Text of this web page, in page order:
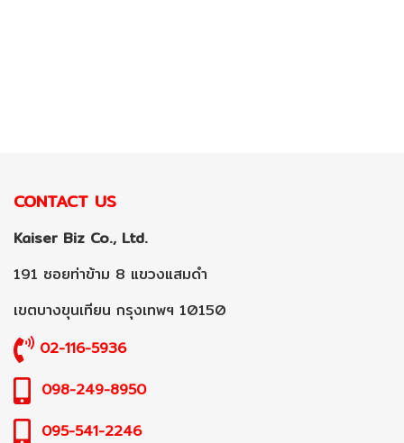
CONTACT US
Kaiser Biz Co., Ltd.
191 ซอยท่าข้าม 8 แขวงแสมดำ
เขตบางขุนเทียน กรุงเทพฯ 10150
02-116-5936
098-249-8950
095-541-2246